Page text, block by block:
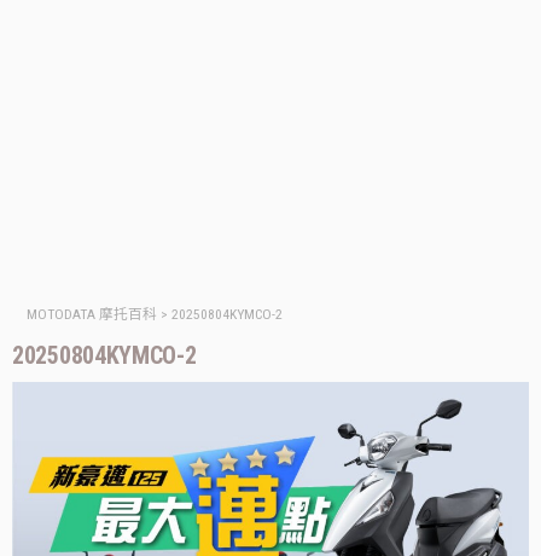
MOTODATA 摩托百科 > 20250804KYMCO-2
20250804KYMCO-2